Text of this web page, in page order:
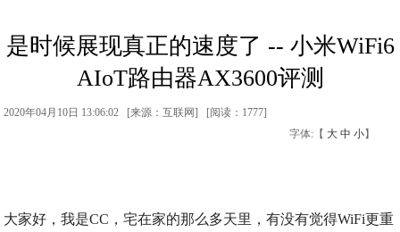
是时候展现真正的速度了 -- 小米WiFi6
AIoT路由器AX3600评测
2020年04月10日 13:06:02 [来源：互联网] [阅读：1777]
字体:【 大 中 小】
大家好，我是CC，宅在家的那么多天里，有没有觉得WiFi更重